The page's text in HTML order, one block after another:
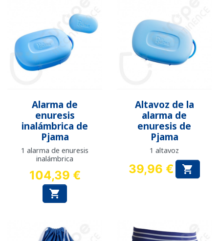
Alarma de
enuresis
inalámbrica de
Pjama
1 alarma de enuresis
inalámbrica
Precio
104,39 €

Altavoz de la
alarma de
enuresis de
Pjama
1 altavoz
Precio
39,96 € 